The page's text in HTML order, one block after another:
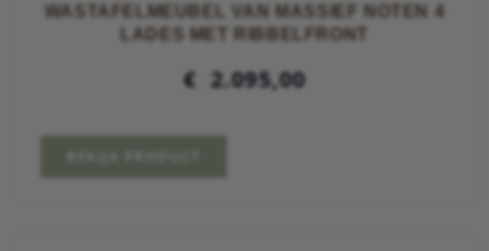
WASTAFELMEUBEL VAN MASSIEF NOTEN 4
LADES MET RIBBELFRONT
€ 2.095,00